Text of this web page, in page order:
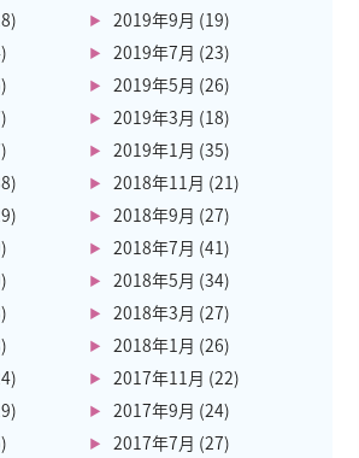
2019年9月 (19)
2019年7月 (23)
2019年5月 (26)
2019年3月 (18)
2019年1月 (35)
2018年11月 (21)
2018年9月 (27)
2018年7月 (41)
2018年5月 (34)
2018年3月 (27)
2018年1月 (26)
2017年11月 (22)
2017年9月 (24)
2017年7月 (27)